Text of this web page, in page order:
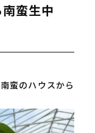
蛮生中
蛮のハウスから